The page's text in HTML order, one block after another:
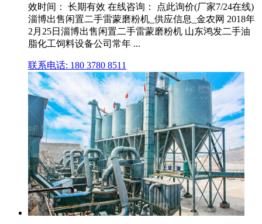
效时间： 长期有效 在线咨询： 点此询价(厂家7/24在线)
淄博出售闲置二手雷蒙磨粉机_供应信息_金农网 2018年
2月25日淄博出售闲置二手雷蒙磨粉机 山东鸿发二手油
脂化工饲料设备公司常年 ...
联系电话: 180 3780 8511